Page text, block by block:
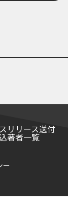
リリース送付
著者一覧
ー